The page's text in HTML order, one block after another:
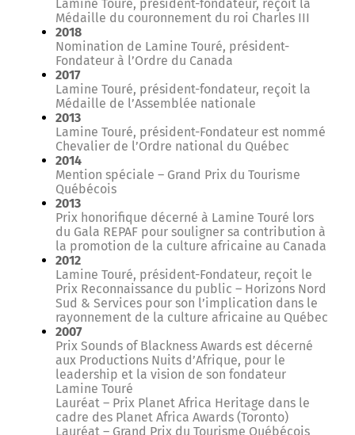
Lamine Touré, président-fondateur, reçoit la
Médaille du couronnement du roi Charles III
2018
Nomination de Lamine Touré, président-
Fondateur à l’Ordre du Canada
2017
Lamine Touré, président-fondateur, reçoit la
Médaille de l’Assemblée nationale
2013
Lamine Touré, président-Fondateur est nommé
Chevalier de l’Ordre national du Québec
2014
Mention spéciale – Grand Prix du Tourisme
Québécois
2013
Prix honorifique décerné à Lamine Touré lors
du Gala REPAF pour souligner sa contribution à
la promotion de la culture africaine au Canada
2012
Lamine Touré, président-Fondateur, reçoit le
Prix Reconnaissance du public – Horizons Nord
Sud & Services pour son l’implication dans le
rayonnement de la culture africaine au Québec
2007
Prix Sounds of Blackness Awards est décerné
aux Productions Nuits d’Afrique, pour le
leadership et la vision de son fondateur
Lamine Touré
Lauréat – Prix Planet Africa Heritage dans le
cadre des Planet Africa Awards (Toronto)
Lauréat – Grand Prix du Tourisme Québécois